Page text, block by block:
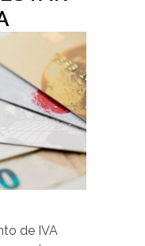
de IVA